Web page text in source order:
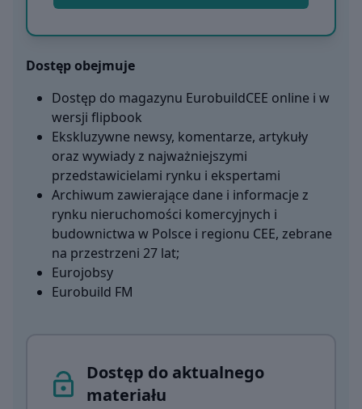
Dostęp do aktualnego
materiału
Dostęp obejmuje
Dostęp do magazynu EurobuildCEE online i w
wersji flipbook
Ekskluzywne newsy, komentarze, artykuły
oraz wywiady z najważniejszymi
przedstawicielami rynku i ekspertami
Archiwum zawierające dane i informacje z
rynku nieruchomości komercyjnych i
budownictwa w Polsce i regionu CEE, zebrane
na przestrzeni 27 lat;
Eurojobsy
Eurobuild FM